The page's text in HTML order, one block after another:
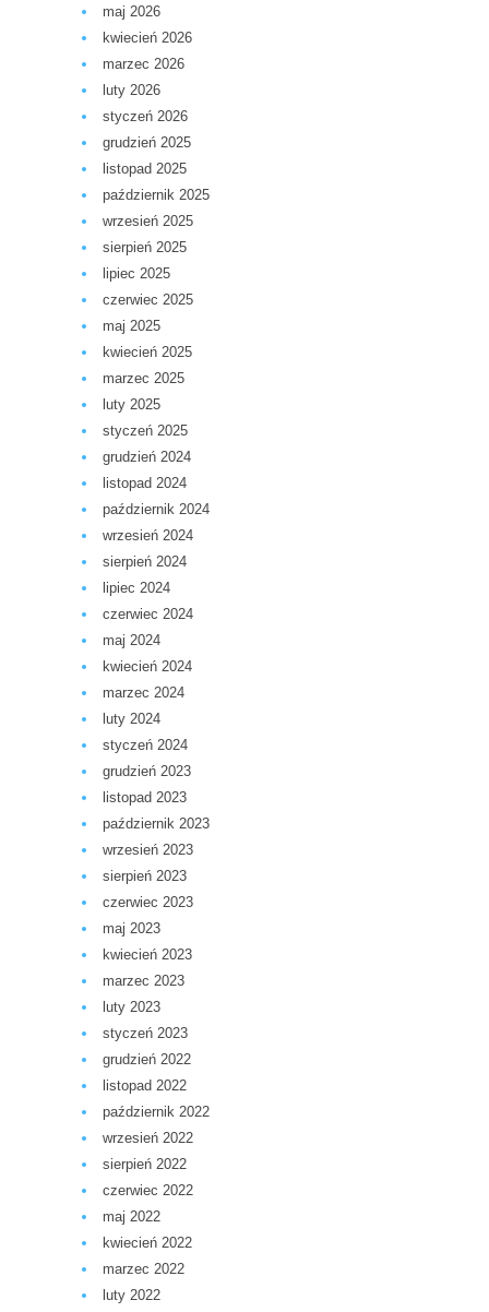
maj 2026
kwiecień 2026
marzec 2026
luty 2026
styczeń 2026
grudzień 2025
listopad 2025
październik 2025
wrzesień 2025
sierpień 2025
lipiec 2025
czerwiec 2025
maj 2025
kwiecień 2025
marzec 2025
luty 2025
styczeń 2025
grudzień 2024
listopad 2024
październik 2024
wrzesień 2024
sierpień 2024
lipiec 2024
czerwiec 2024
maj 2024
kwiecień 2024
marzec 2024
luty 2024
styczeń 2024
grudzień 2023
listopad 2023
październik 2023
wrzesień 2023
sierpień 2023
czerwiec 2023
maj 2023
kwiecień 2023
marzec 2023
luty 2023
styczeń 2023
grudzień 2022
listopad 2022
październik 2022
wrzesień 2022
sierpień 2022
czerwiec 2022
maj 2022
kwiecień 2022
marzec 2022
luty 2022